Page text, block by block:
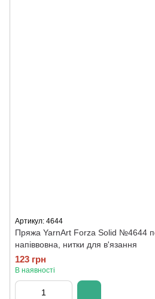
Артикул: 4644
Пряжа YarnArt Forza Solid №4644
напіввовна, нитки для в'язання
123 грн
В наявності